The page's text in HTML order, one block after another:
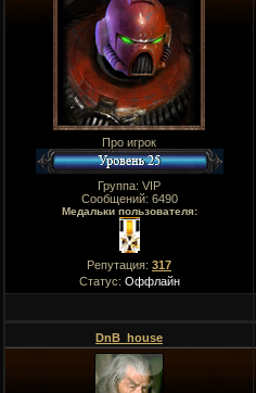
Про игрок
Группа: VIP
Сообщений: 6490
Медальки пользователя:
Репутация: 317
Статус: Оффлайн
DnB_house